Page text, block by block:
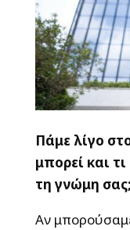
Πάμε λίγο
μπορεί και
τη γνώμη σας;
Αν